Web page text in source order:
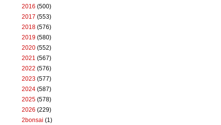
2016 (500)
2017 (553)
2018 (576)
2019 (580)
2020 (552)
2021 (567)
2022 (576)
2023 (577)
2024 (587)
2025 (578)
2026 (229)
2bonsai (1)